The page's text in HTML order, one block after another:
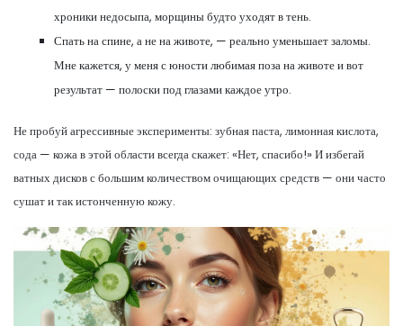
хроники недосыпа, морщины будто уходят в тень.
Спать на спине, а не на животе, — реально уменьшает заломы.
Мне кажется, у меня с юности любимая поза на животе и вот
результат — полоски под глазами каждое утро.
Не пробуй агрессивные эксперименты: зубная паста, лимонная кислота,
сода — кожа в этой области всегда скажет: «Нет, спасибо!» И избегай
ватных дисков с большим количеством очищающих средств — они часто
сушат и так истонченную кожу.